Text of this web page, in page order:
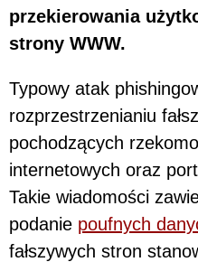
przekierowania
strony WWW.
Typowy atak
rozprzestrzenianiu
pochodzących
internetowych oraz
Takie wiadomości
podanie poufnych
fałszywych stron